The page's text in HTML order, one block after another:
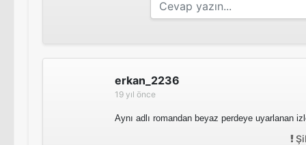
erkan_2236
19 yıl önce
Aynı adlı romandan beyaz perdeye uyarlanan